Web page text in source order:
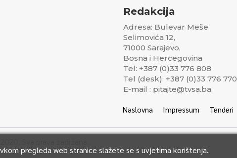
Redakcija
Adresa: Bulevar Meše
Selimovića 12,
71000 Sarajevo,
Bosna i Hercegovina
Tel: +387 (0)33 776 808
Tel (desk): +387 (0)33 776 770
E-mail : pitajte@tvsa.ba
Naslovna Impressum Tenderi
pregleda web stranice slažete se s uvjetima korištenja.